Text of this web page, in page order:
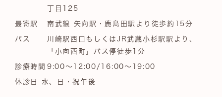
丁目125
最寄駅 南武線 矢向駅・鹿島田駅より徒歩約15分
バス
川崎駅西口もしくはJR武蔵小杉駅駅より、
「小向西町」バス停徒歩1分
診療時間 9:00～12:00/16:00～19:00
休診日 水、日・祝午後